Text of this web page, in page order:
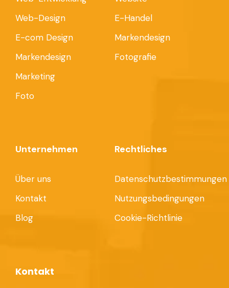
Web-Design
E-com Design
Markendesign
Marketing
Foto
E-Handel
Markendesign
Fotografie
Unternehmen
Über uns
Kontakt
Blog
Rechtliches
Datenschutzbestimmungen
Nutzungsbedingungen
Cookie-Richtlinie
Kontakt